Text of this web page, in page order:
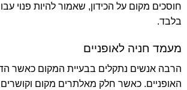
חוסכים מקום על הכידון, שאמור להיות פנוי
בלבד.
מעמד חניה לאופניים
הרבה אנשים נתקלים בבעיית המקום כאשר
האופניים. כאשר חלק מאלתרים מקום וקושרים